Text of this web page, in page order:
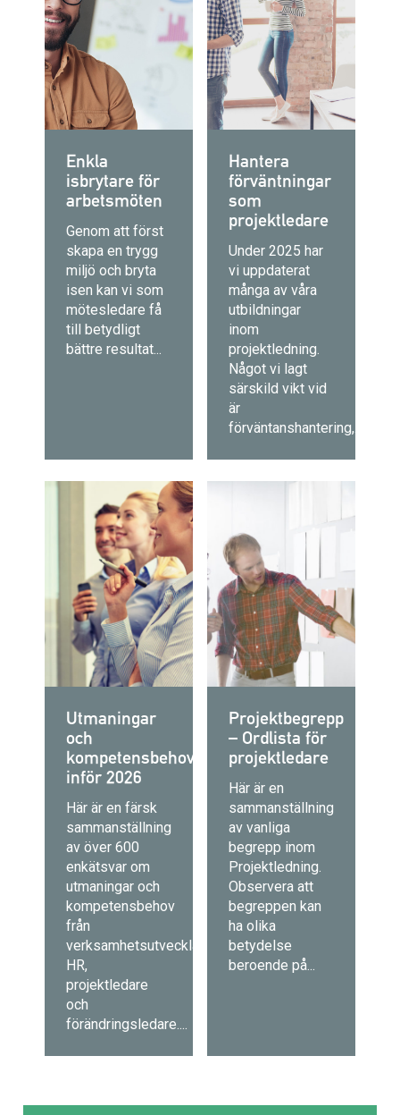
Enkla
isbrytare för
arbetsmöten
Genom att först
skapa en trygg
miljö och bryta
isen kan vi som
mötesledare få
till betydligt
bättre resultat...
Hantera
förväntningar
som
projektledare
Under 2025 har
vi uppdaterat
många av våra
utbildningar
inom
projektledning.
Något vi lagt
särskild vikt vid
är
förväntanshantering,...
Utmaningar
och
kompetensbehov
inför 2026
Här är en färsk
sammanställning
av över 600
enkätsvar om
utmaningar och
kompetensbehov
från
verksamhetsutvecklare,
HR,
projektledare
och
förändringsledare....
Projektbegrepp
– Ordlista för
projektledare
Här är en
sammanställning
av vanliga
begrepp inom
Projektledning.
Observera att
begreppen kan
ha olika
betydelse
beroende på...